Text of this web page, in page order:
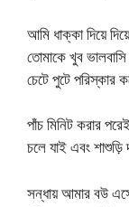
আমি ধাক্কা দিয়ে
তোমাকে খুব
চেটে পুটে পরিস্কার
পাঁচ মিনিট করার
চলে যাই এবং
সন্ধায় আমার বউ